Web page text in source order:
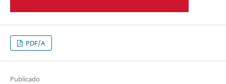
PDF/A
Publicado